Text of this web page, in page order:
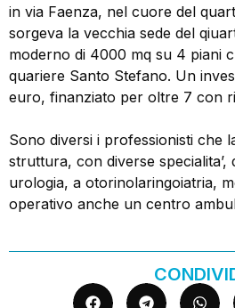
in via Faenza, nel cuore del
sorgeva la vecchia sede del
moderno di 4000 mq su 4 piani
quariere Santo Stefano. Un
euro, finanziato per oltre 7 con
Sono diversi i professionisti che
struttura, con diverse specialita’,
urologia, a otorinolaringoiatria,
operativo anche un centro